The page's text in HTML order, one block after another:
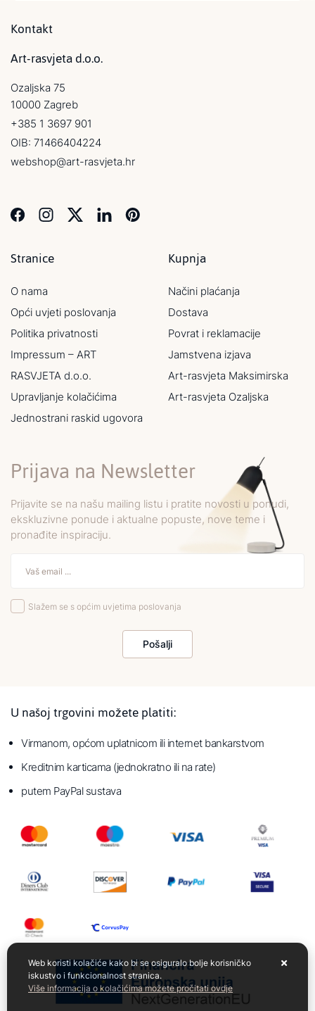
Kontakt
Art-rasvjeta d.o.o.
Ozaljska 75
10000 Zagreb
+385 1 3697 901
OIB: 71466404224
webshop@art-rasvjeta.hr
Stranice
O nama
Opći uvjeti poslovanja
Politika privatnosti
Impressum – ART
RASVJETA d.o.o.
Upravljanje kolačićima
Jednostrani raskid ugovora
Kupnja
Načini plaćanja
Dostava
Povrat i reklamacije
Jamstvena izjava
Art-rasvjeta Maksimirska
Art-rasvjeta Ozaljska
Prijava na Newsletter
Prijavite se na našu mailing listu i pratite novosti u ponudi,
ekskluzivne ponude i aktualne popuste, nove teme i
pronađite inspiraciju.
Slažem se s općim uvjetima poslovanja
Pošalji
U našoj trgovini možete platiti:
Virmanom, općom uplatnicom ili internet bankarstvom
Kreditnim karticama (jednokratno ili na rate)
putem PayPal sustava
Web koristi kolačiće kako bi se osiguralo bolje korisničko
iskustvo i funkcionalnost stranica.
Više informacija o kolačićima možete pročitati ovdje